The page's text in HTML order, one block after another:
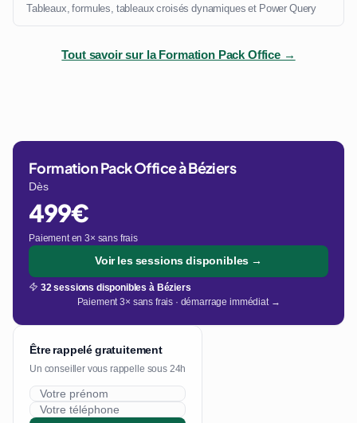
Tableaux, formules, tableaux croisés dynamiques et Power Query
Tout savoir sur la Formation Pack Office →
Formation Pack Office à Béziers
Dès
499€
Paiement en 3× sans frais
Voir les sessions disponibles →
32 sessions disponibles à Béziers
Paiement 3× sans frais · démarrage immédiat →
Être rappelé gratuitement
Un conseiller vous rappelle sous 24h